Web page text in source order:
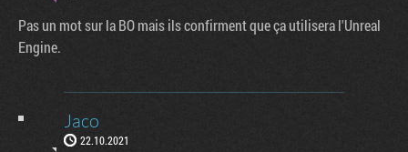
Pas un mot sur la BO mais ils confirment que ça utilisera l'Unreal
Engine.
Jaco
22.10.2021